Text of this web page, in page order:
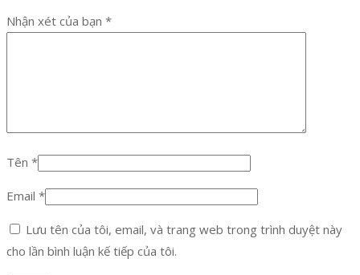
Nhận xét của bạn *
Tên *
Email *
Lưu tên của tôi, email, và trang web trong trình duyệt này
cho lần bình luận kế tiếp của tôi.